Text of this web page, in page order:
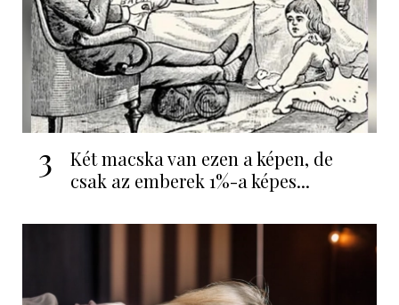
3
Két macska van ezen a képen, de
csak az emberek 1%-a képes...